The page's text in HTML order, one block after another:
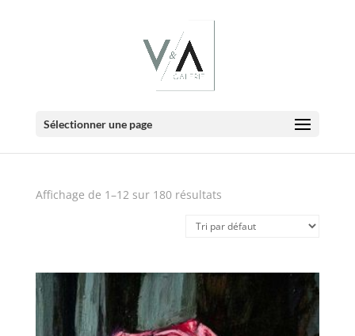
Sélectionner une page
E-Boutique
Affichage de 1–12 sur 180 résultats